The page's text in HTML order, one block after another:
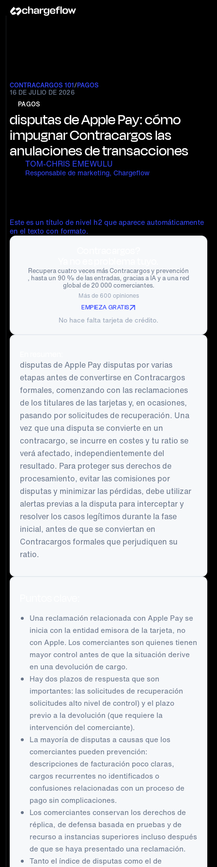
CONTRACARGOS 101/PAGOS
16 DE JULIO DE 2026
PAGOS
disputas de Apple Pay: cómo
impugnar Contracargos las
anulaciones de transacciones
TOM-CHRIS EMEWULU
Responsable de marketing, Chargeflow
Este es un título de nivel h2 que aparece automáticamente
en el texto con formato.
Recupera cuatro veces más Contracargos y prevención
, hasta un 90 % de las entradas, gracias a IA y a una red
global de 20 000 comerciantes.
Más de 600 opiniones
EMPIEZA GRATIS
No hace falta tarjeta de crédito.
disputas de Apple Pay disputas por varias
etapas antes de convertirse en Contracargos
formales, comenzando con las reclamaciones
de los titulares de las tarjetas y, en ocasiones,
pasando por solicitudes de recuperación. Una
vez que una disputa se convierte en un
contracargo, se incurre en costes y tu ratio se
verá afectado, independientemente del
resultado. Para proteger sus derechos de
procesamiento, evitar las comisiones por
disputas y minimizar las pérdidas, debe utilizar
alertas previas a la disputa para interceptar y
resolver los casos legítimos durante la fase
inicial, antes de que se conviertan en
Contracargos formales que perjudiquen su
ratio.
Una reclamación relacionada con Apple Pay se
inicia con la entidad emisora de la tarjeta, no
con Apple. Los comerciantes son quienes tienen
mayor control antes de que la situación derive
en una devolución de cargo.
Hay dos plazos de respuesta que son
importantes: las solicitudes de recuperación
solicitudes alto nivel de control) y el plazo
previo a la devolución (que requiere la
intervención del comerciante).
La mayoría de disputas a causas que los
comerciantes pueden prevención:
descripciones de facturación poco claras,
cargos recurrentes no identificados o
confusiones relacionadas con un proceso de
pago sin complicaciones.
Los comerciantes conservan los derechos de
réplica, de defensa basada en pruebas y de
recurso a instancias superiores incluso después
de que se haya presentado una reclamación.
Tanto el índice de disputas como el de